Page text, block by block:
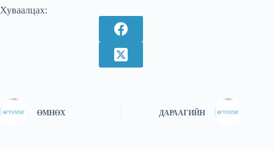
Хуваалцах:
ӨМНӨХ ДАРААГИЙН